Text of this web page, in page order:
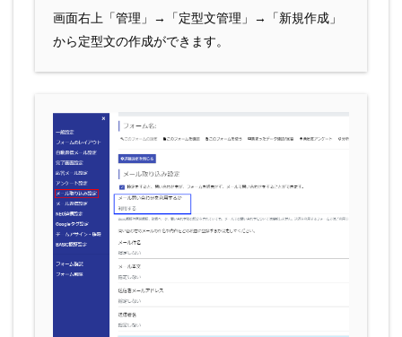
画面右上「管理」→「定型文管理」→「新規作成」
から定型文の作成ができます。